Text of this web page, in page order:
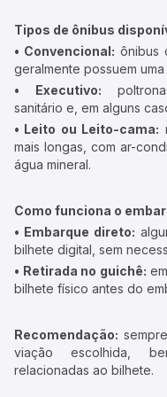
Tipos de ônibus
• Convencional: ônibus
geralmente possuem
• Executivo:
sanitário e, em alguns
• Leito ou Leito-cama:
mais longas, com ar-
água mineral.
Como funciona o
• Embarque direto:
bilhete digital, sem
• Retirada no guichê:
bilhete físico antes do
Recomendação:
viação escolhida,
relacionadas ao bilhete.